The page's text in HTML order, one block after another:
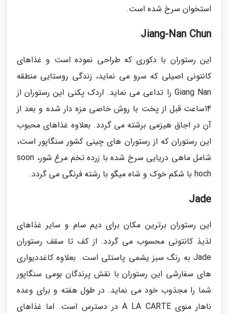
استخوان سرخ شده است.
Jiang-Nan Chun
این رستوران با دکوری که طراحی نموده است و غذاهای
کانتونی اصیلی که سرو می نماید، زندگی روستایی منطقه
Giang Nan را تداعی می نماید. اردک پکنی این رستوران از
14ساعت قبل از پخت با روش خاصی مزه دار شده و بعد از
آن در اجاق هیزمی برشته می گردد. بعلاوه غذاهای محبوب
این رستوران که از رستوران های چینی کشور سنگاپور است،
شامل ماهی دریایی سرخ شده با زرده تخم مرغ شور، soon
hoch با شکم خوک و شاه میگو با رشته فرنگی می گردد.
Jade
این رستوران برترین مکان برای دیم سام و سایر غذاهای
لذیذ کانتونی محسوب می گردد. از کف تا سقف رستوران
Jade به رنگ سبز یشمی پاستلی است. بعلاوه کاغددیواری
های سفارشی این رستوران با نقش پرندگان بومی سنگاپور
شما را مجذوب خود می نماید. در طول هفته و برای وعده
ناهار منوی A LA CARTE در دسترس است. اما غذاهای